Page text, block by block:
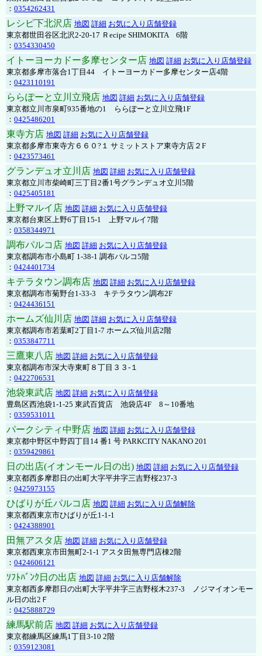
： 0354262431
レシピ下北沢店 地図 詳細 お気に入り店舗登録
東京都世田谷区北沢2-20-17 Ｒecipe SHIMOKITA 6階
： 0354330450
イトーヨーカドー多摩センター店 地図 詳細 お気に入り店舗登録
東京都多摩市落合1丁目44 イトーヨーカドー多摩センター店4階
： 0423110191
ららぽーと立川立飛店 地図 詳細 お気に入り店舗登録
東京都立川市泉町935番地の1 ららぽーと立川立飛1F
： 0425486201
東寺方店 地図 詳細 お気に入り店舗登録
東京都多摩市東寺方６６０?１ サミットストア東寺方店２F
： 0423573461
グランデュオ立川店 地図 詳細 お気に入り店舗登録
東京都立川市柴崎町三丁目2番1号グランデュオ立川5階
： 0425405181
上野マルイ店 地図 詳細 お気に入り店舗登録
東京都台東区上野6丁目15-1 上野マルイ7階
： 0358344971
調布パルコ店 地図 詳細 お気に入り店舗登録
東京都調布市小島町 1-38-1 調布パルコ5階
： 0424401734
キテラタウン調布店 地図 詳細 お気に入り店舗登録
東京都調布市菊野台1-33-3 キテラタウン調布2F
： 0424436151
ホームズ仙川店 地図 詳細 お気に入り店舗登録
東京都調布市若葉町2丁目1-7 ホームズ仙川店2階
： 0353847711
三鷹東八店 地図 詳細 お気に入り店舗登録
東京都調布市深大寺東町８丁目３３-１
： 0422706531
池袋東武店 地図 詳細 お気に入り店舗登録
豊島区西池袋1-1-25 東武百貨店 池袋店4F 8～10番地
： 0359531011
パークシティ中野店 地図 詳細 お気に入り店舗登録
東京都中野区中野四丁目14 番1 号 PARKCITY NAKANO 201
： 0359429861
日の出店(イオンモール日の出) 地図 詳細 お気に入り店舗登録
東京都西多摩郡日の出町大字平井字三吉野桜237-3
： 0425973155
ひばりが丘パルコ店 地図 詳細 お気に入り店舗解除
東京都西東京市ひばりが丘1-1-1
： 0424388901
田無アスタ店 地図 詳細 お気に入り店舗登録
東京都西東京市田無町2-1-1 アスタ田無専門店棟2階
： 0424606121
ｿﾌﾄﾊﾞﾝｸ日の出店 地図 詳細 お気に入り店舗解除
東京都西多摩郡日の出町大字平井字三吉野桜木237-3 ノジマイオンモー
ル日の出2Ｆ
： 0425888729
練馬駅前店 地図 詳細 お気に入り店舗登録
東京都練馬区練馬1丁目3-10 2階
： 0359123081